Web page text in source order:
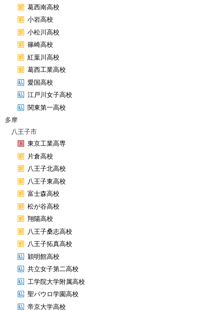
葛西南高校
小岩高校
小松川高校
篠崎高校
紅葉川高校
葛西工業高校
愛国高校
江戸川女子高校
関東第一高校
多摩
八王子市
東京工業高専
片倉高校
八王子北高校
八王子東高校
富士森高校
松が谷高校
翔陽高校
八王子桑志高校
八王子拓真高校
穎明館高校
共立女子第二高校
工学院大学附属高校
聖パウロ学園高校
帝京大学高校